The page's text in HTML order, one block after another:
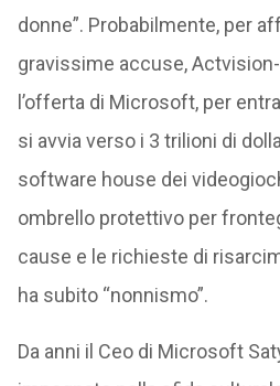
donne”. Probabilmente, per
gravissime accuse,
l’offerta di Microsoft, per
si avvia verso i 3 trilioni di
software house dei
ombrello protettivo per
cause e le richieste di
ha subito “nonnismo”.
Da anni il Ceo di Microsoft